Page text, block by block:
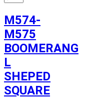
M574-
M575
BOOMERANG
L
SHEPED
SQUARE